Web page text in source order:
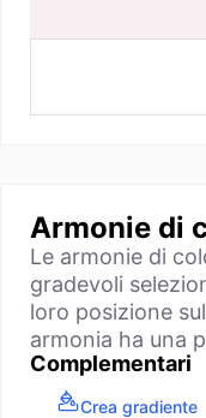
Armonie di
Le armonie di
gradevoli
loro posizione
armonia ha una
Complementari
Crea gradiente